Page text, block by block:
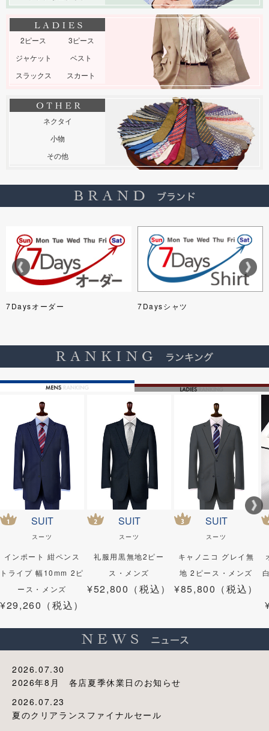
2ピース
3ピース
ジャケット
ベスト
スラックス
スカート
ネクタイ
小物
その他
7Daysオーダー 7Daysシャツ
SUIT
スーツ
インポート 紺ペンス
トライプ 幅10mm 2ピ
ース・メンズ
¥29,260（税込）
SUIT
スーツ
礼服用黒無地2ピー
ス・メンズ
¥52,800（税込）
SUIT
スーツ
キャノニコ グレイ無
地 2ピース・メンズ
¥85,800（税込）
2026.07.30
2026年8月 各店夏季休業日のお知らせ
2026.07.23
夏のクリアランスファイナルセール